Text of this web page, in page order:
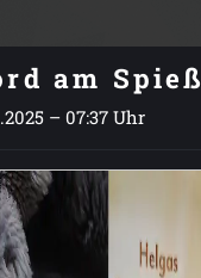
am Spieß
– 07:37 Uhr